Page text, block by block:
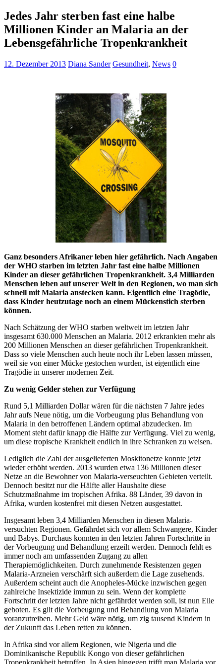
Jedes Jahr sterben fast eine halbe
Millionen Kinder an Malaria an der
Lebensgefährliche Tropenkrankheit
12. Dezember 2013 Diana Sander Gesundheit, News 0
Ganz besonders Afrikaner leben hier gefährlich. Nach Angaben
der WHO starben im letzten Jahr fast eine halbe Millionen
Kinder an dieser gefährlichen Tropenkrankheit. 3,4 Milliarden
Menschen leben auf unserer Welt in den Regionen, wo man sich
schnell mit Malaria anstecken kann. Eigentlich eine Tragödie,
dass Kinder heutzutage noch an einem Mückenstich sterben
können.
Nach Schätzung der WHO starben weltweit im letzten Jahr
insgesamt 630.000 Menschen an Malaria. 2012 erkrankten mehr als
200 Millionen Menschen an dieser gefährlichen Tropenkrankheit.
Dass so viele Menschen auch heute noch ihr Leben lassen müssen,
weil sie von einer Mücke gestochen wurden, ist eigentlich eine
Tragödie in unserer modernen Zeit.
Zu wenig Gelder stehen zur Verfügung
Rund 5,1 Milliarden Dollar wären für die nächsten 7 Jahre jedes
Jahr aufs Neue nötig, um die Vorbeugung plus Behandlung von
Malaria in den betroffenen Ländern optimal abzudecken. Im
Moment steht dafür knapp die Hälfte zur Verfügung. Viel zu wenig,
um diese tropische Krankheit endlich in ihre Schranken zu weisen.
Lediglich die Zahl der ausgelieferten Moskitonetze konnte jetzt
wieder erhöht werden. 2013 wurden etwa 136 Millionen dieser
Netze an die Bewohner von Malaria-verseuchten Gebieten verteilt.
Dennoch besitzt nur die Hälfte aller Haushalte diese
Schutzmaßnahme im tropischen Afrika. 88 Länder, 39 davon in
Afrika, wurden kostenfrei mit diesen Netzen ausgestattet.
Insgesamt leben 3,4 Milliarden Menschen in diesen Malaria-
versuchten Regionen. Gefährdet sich vor allem Schwangere, Kinder
und Babys. Durchaus konnten in den letzten Jahren Fortschritte in
der Vorbeugung und Behandlung erzeilt werden. Dennoch fehlt es
immer noch am umfassenden Zugang zu allen
Therapiemöglichkeiten. Durch zunehmende Resistenzen gegen
Malaria-Arzneien verschärft sich außerdem die Lage zusehends.
Außerdem scheint auch die Anopheles-Mücke inzwischen gegen
zahlreiche Insektizide immun zu sein. Wenn der komplette
Fortschritt der letzten Jahre nicht gefährdet werden soll, ist nun Eile
geboten. Es gilt die Vorbeugung und Behandlung von Malaria
voranzutreiben. Mehr Geld wäre nötig, um zig tausend Kindern in
der Zukunft das Leben retten zu können.
In Afrika sind vor allem Regionen, wie Nigeria und die
Dominikanische Republik Kongo von dieser gefährlichen